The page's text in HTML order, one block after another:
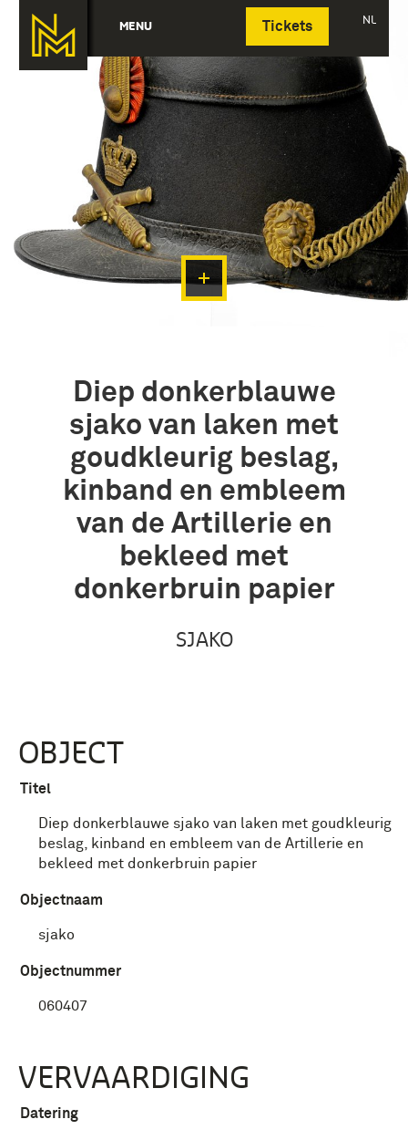
MENU Tickets NL
Deutsch
Diep donkerblauwe
sjako van laken met
goudkleurig beslag,
kinband en embleem
van de Artillerie en
bekleed met
donkerbruin papier
SJAKO
OBJECT
Titel
Diep donkerblauwe sjako van laken met goudkleurig
beslag, kinband en embleem van de Artillerie en
bekleed met donkerbruin papier
Objectnaam
sjako
Objectnummer
060407
VERVAARDIGING
Datering